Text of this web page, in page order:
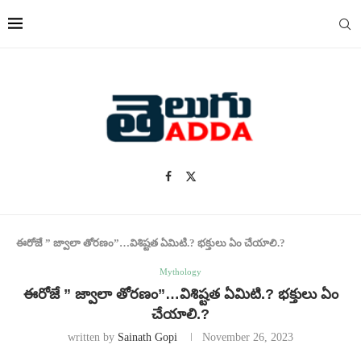
ఈరోజే ” జ్వాలా తోరణం”…విశిష్టత ఏమిటి.? భక్తులు ఏం చేయాలి.?
Mythology
ఈరోజే ” జ్వాలా తోరణం”…విశిష్టత ఏమిటి.? భక్తులు ఏం
చేయాలి.?
written by Sainath Gopi November 26, 2023